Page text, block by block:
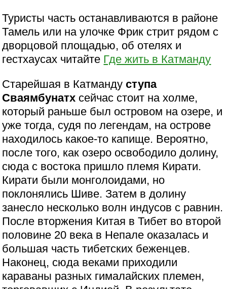
Туристы часть останавливаются в районе
Тамель или на улочке Фрик стрит рядом с
дворцовой площадью, об отелях и
гестхаусах читайте Где жить в Катманду
Старейшая в Катмандуступа
Сваямбунатх сейчас стоит на холме,
который раньше был островом на озере, и
уже тогда, судя по легендам, на острове
находилось какое-то капище. Вероятно,
после того, как озеро освободило долину,
сюда с востока пришло племя Кирати.
Кирати были монголоидами, но
поклонялись Шиве. Затем в долину
занесло несколько волн индусов с равнин.
После вторжения Китая в Тибет во второй
половине 20 века в Непале оказалась и
большая часть тибетских беженцев.
Наконец, сюда веками приходили
караваны разных гималайских племен,